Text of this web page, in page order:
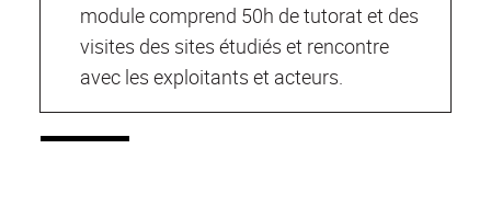
module comprend 50h de tutorat et des
visites des sites étudiés et rencontre
avec les exploitants et acteurs.